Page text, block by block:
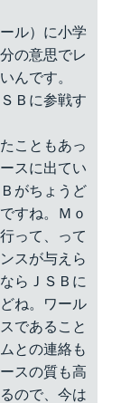
ル）に小学
の意思でレ
んです。
Ｂに参戦す
こともあっ
スに出てい
がちょうど
すね。Ｍｏ
って、って
スが与えら
らＪＳＢに
ね。ワール
であること
との連絡も
スの質も高
ので、今は